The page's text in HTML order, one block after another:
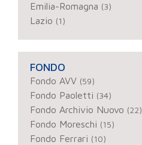
Emilia-Romagna (3)
Lazio (1)
FONDO
Fondo AVV (59)
Fondo Paoletti (34)
Fondo Archivio Nuovo (22)
Fondo Moreschi (15)
Fondo Ferrari (10)